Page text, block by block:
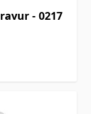
- 0217